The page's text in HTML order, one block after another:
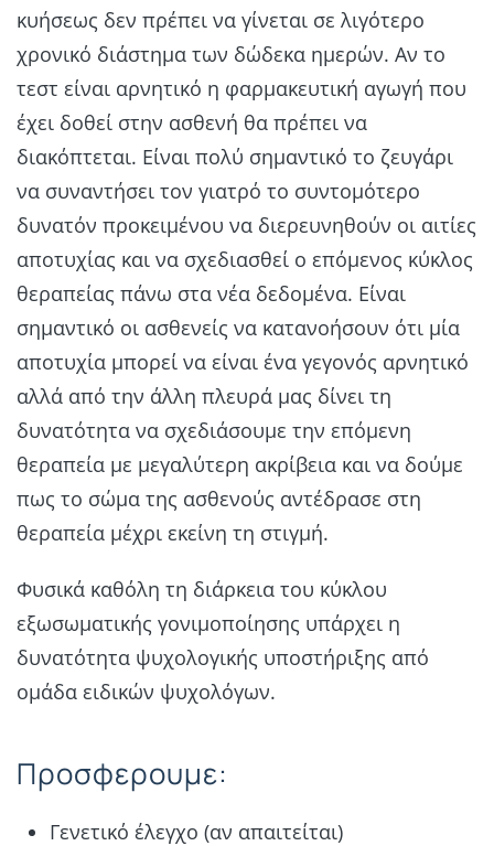
κυήσεως δεν πρέπει να γίνεται σε λιγότερο
χρονικό διάστημα των δώδεκα ημερών. Αν το
τεστ είναι αρνητικό η φαρμακευτική αγωγή που
έχει δοθεί στην ασθενή θα πρέπει να
διακόπτεται. Είναι πολύ σημαντικό το ζευγάρι
να συναντήσει τον γιατρό το συντομότερο
δυνατόν προκειμένου να διερευνηθούν οι αιτίες
αποτυχίας και να σχεδιασθεί ο επόμενος κύκλος
θεραπείας πάνω στα νέα δεδομένα. Είναι
σημαντικό οι ασθενείς να κατανοήσουν ότι μία
αποτυχία μπορεί να είναι ένα γεγονός αρνητικό
αλλά από την άλλη πλευρά μας δίνει τη
δυνατότητα να σχεδιάσουμε την επόμενη
θεραπεία με μεγαλύτερη ακρίβεια και να δούμε
πως το σώμα της ασθενούς αντέδρασε στη
θεραπεία μέχρι εκείνη τη στιγμή.
Φυσικά καθόλη τη διάρκεια του κύκλου
εξωσωματικής γονιμοποίησης υπάρχει η
δυνατότητα ψυχολογικής υποστήριξης από
ομάδα ειδικών ψυχολόγων.
Προσφερουμε:
Γενετικό έλεγχο (αν απαιτείται)